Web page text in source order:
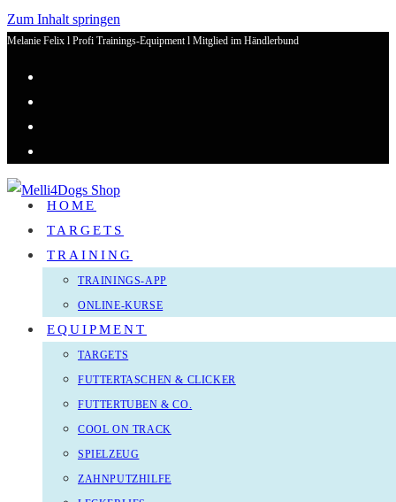
Zum Inhalt springen
Melanie Felix l Profi Trainings-Equipment l Mitglied im Händlerbund
HOME
TARGETS
TRAINING
TRAININGS-APP
ONLINE-KURSE
EQUIPMENT
TARGETS
FUTTERTASCHEN & CLICKER
FUTTERTUBEN & CO.
COOL ON TRACK
SPIELZEUG
ZAHNPUTZHILFE